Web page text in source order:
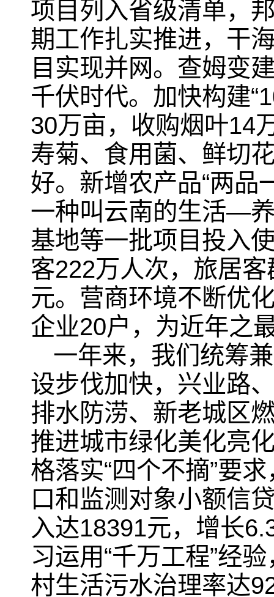
项目列入省级清单，
期工作扎实推进，干
目实现并网。查姆变
千伏时代。加快构建
30万亩，收购烟叶14
寿菊、食用菌、鲜切
好。新增农产品“两品
一种叫云南的生活—
基地等一批项目投入
客222万人次，旅居
元。营商环境不断优
企业20户，为近年之
一年来，我们统筹
设步伐加快，兴业路
排水防涝、新老城区
推进城市绿化美化亮
格落实“四个不摘”要
口和监测对象小额信
入达18391元，增长
习运用“千万工程”经
村生活污水治理率达